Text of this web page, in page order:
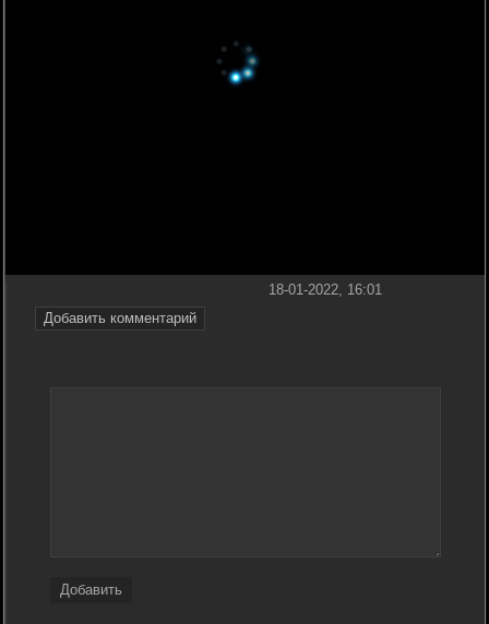
Добавить комментарий
18-01-2022, 16:01
Добавить